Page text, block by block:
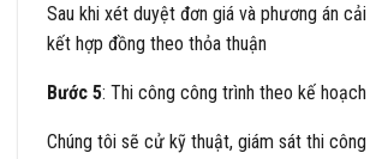
Sau khi xét duyệt đơn giá và phương án
kết hợp đồng theo thỏa thuận
Bước 5: Thi công công trình theo kế
Chúng tôi sẽ cử kỹ thuật, giám sát thi